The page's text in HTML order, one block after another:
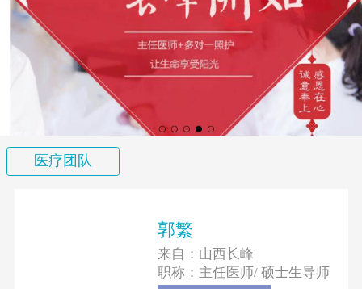
医疗团队
郭繁
来自： 山西长峰
职称： 主任医师/ 硕士生导师